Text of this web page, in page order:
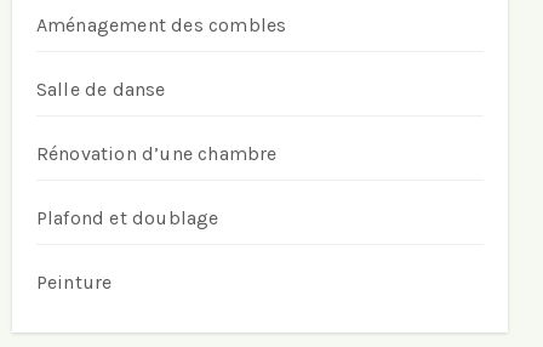
Aménagement des combles
Salle de danse
Rénovation d’une chambre
Plafond et doublage
Peinture